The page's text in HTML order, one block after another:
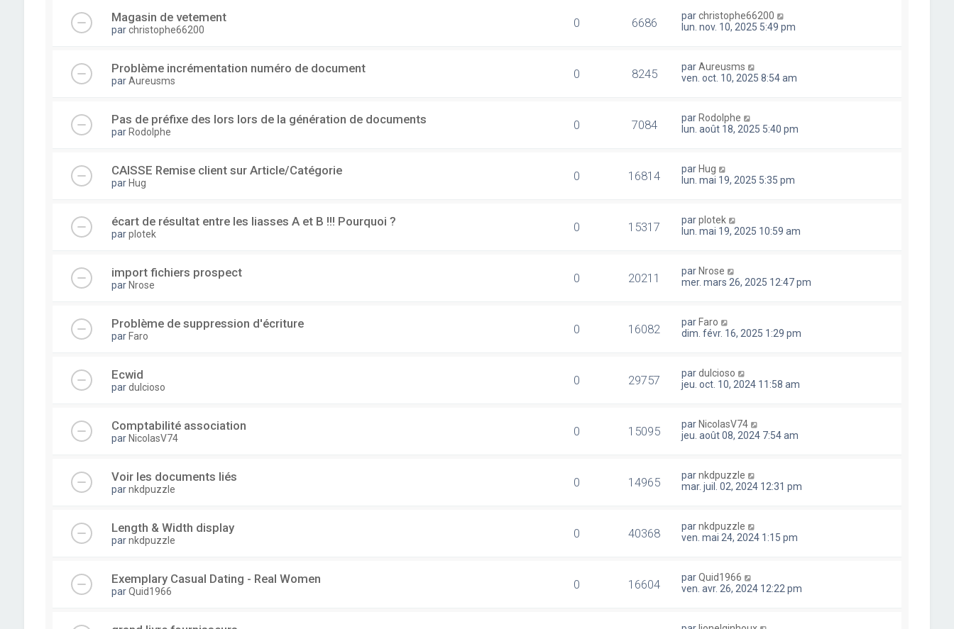
Magasin de vetement
parchristophe66200 0 6686 parchristophe66200
lun. nov. 10, 2025 5:49 pm
Problème incrémentation numéro de document
parAureusms 0 8245 parAureusms
ven. oct. 10, 2025 8:54 am
Pas de préfixe des lors lors de la génération de documents
par Rodolphe 0 7084 par Rodolphe
lun. août 18, 2025 5:40 pm
CAISSE Remise client sur Article/Catégorie
par Hug 0 16814 par Hug
lun. mai 19, 2025 5:35 pm
écart de résultat entre les liasses A et B !!! Pourquoi ?
parplotek 0 15317 parplotek
lun. mai 19, 2025 10:59 am
import fichiers prospect
par Nrose 0 20211 par Nrose
mer. mars 26, 2025 12:47 pm
Problème de suppression d'écriture
par Faro 0 16082 par Faro
dim. févr. 16, 2025 1:29 pm
Ecwid
pardulcioso 0 29757 pardulcioso
jeu. oct. 10, 2024 11:58 am
Comptabilité association
par NicolasV74 0 15095 par NicolasV74
jeu. août 08, 2024 7:54 am
Voir les documents liés
parnkdpuzzle 0 14965 parnkdpuzzle
mar. juil. 02, 2024 12:31 pm
Length & Width display
parnkdpuzzle 0 40368 parnkdpuzzle
ven. mai 24, 2024 1:15 pm
Exemplary Сasual Dating - Real Women
parQuid1966 0 16604 parQuid1966
ven. avr. 26, 2024 12:22 pm